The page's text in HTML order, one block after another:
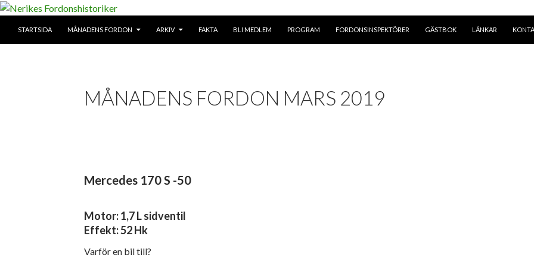
STARTSIDA
MÅNADENS FORDON ARKIV FAKTA BLI MEDLEM PROGRAM FORDONSINSPEKTÖRER GÄSTBOK LÄNKAR
MÅNADENS FORDON MARS 2019
Mercedes 170 S -50
Motor: 1,7 L sidventil
Effekt: 52 Hk
Varför en bil till?